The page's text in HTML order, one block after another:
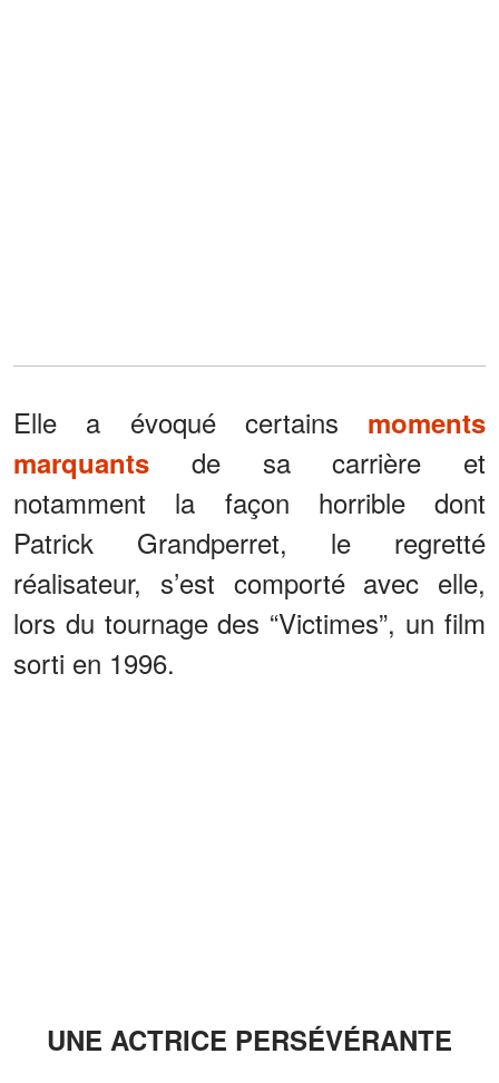
Elle a évoqué certains moments
marquants de sa carrière et
notamment la façon horrible dont
Patrick Grandperret, le regretté
réalisateur, s’est comporté avec elle,
lors du tournage des “Victimes”, un film
sorti en 1996.
UNE ACTRICE PERSÉVÉRANTE